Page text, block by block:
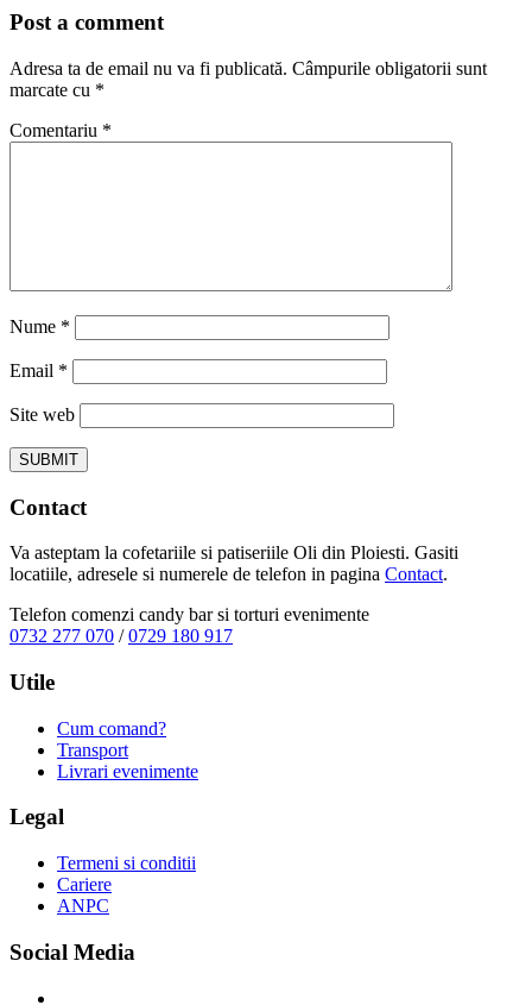
Post a comment
Adresa ta de email nu va fi publicată. Câmpurile obligatorii sunt
marcate cu *
Comentariu *
Nume *
Email *
Site web
Contact
Va asteptam la cofetariile si patiseriile Oli din Ploiesti. Gasiti
locatiile, adresele si numerele de telefon in pagina Contact.
Telefon comenzi candy bar si torturi evenimente
0732 277 070 /0729 180 917
Utile
Cum comand?
Transport
Livrari evenimente
Legal
Termeni si conditii
Cariere
ANPC
Social Media